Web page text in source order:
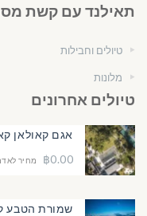
תאילנד עם קשת
טיולים וחבילות
מלונות
טיולים אחרונים
אגם קאולאן
฿0.00
מחיר
שמורת הטבע